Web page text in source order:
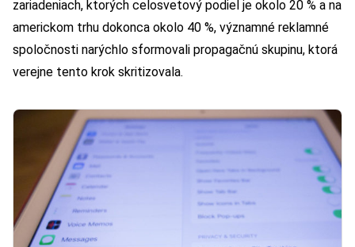
zariadeniach, ktorých celosvetový podiel je okolo 20 % a na
americkom trhu dokonca okolo 40 %, významné reklamné
spoločnosti narýchlo sformovali propagačnú skupinu, ktorá
verejne tento krok skritizovala.